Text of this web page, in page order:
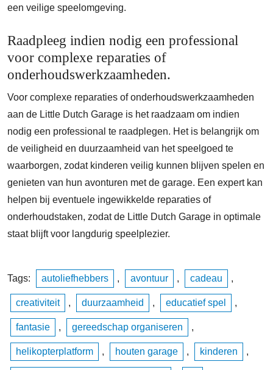
een veilige speelomgeving.
Raadpleeg indien nodig een professional
voor complexe reparaties of
onderhoudswerkzaamheden.
Voor complexe reparaties of onderhoudswerkzaamheden
aan de Little Dutch Garage is het raadzaam om indien
nodig een professional te raadplegen. Het is belangrijk om
de veiligheid en duurzaamheid van het speelgoed te
waarborgen, zodat kinderen veilig kunnen blijven spelen en
genieten van hun avonturen met de garage. Een expert kan
helpen bij eventuele ingewikkelde reparaties of
onderhoudstaken, zodat de Little Dutch Garage in optimale
staat blijft voor langdurig speelplezier.
Tags: autoliefhebbers , avontuur , cadeau ,
creativiteit , duurzaamheid , educatief spel ,
fantasie , gereedschap organiseren ,
helikopterplatform , houten garage , kinderen ,